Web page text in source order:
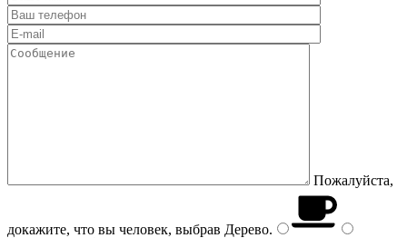
Пожалуйста,
докажите, что вы человек, выбрав Дерево.